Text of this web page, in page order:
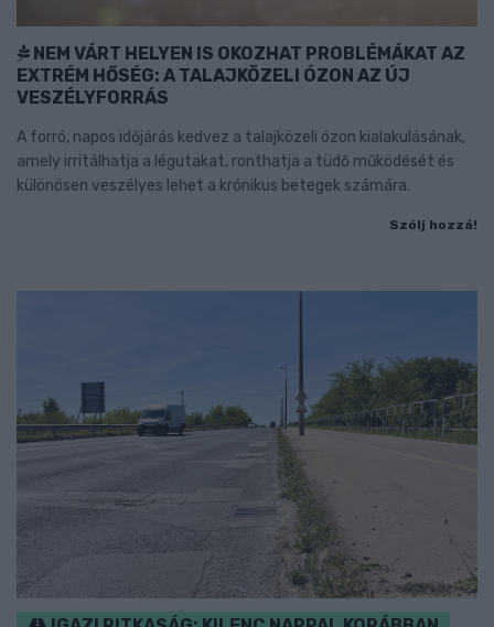
NEM VÁRT HELYEN IS OKOZHAT PROBLÉMÁKAT AZ
EXTRÉM HŐSÉG: A TALAJKÖZELI ÓZON AZ ÚJ
VESZÉLYFORRÁS
A forró, napos időjárás kedvez a talajközeli ózon kialakulásának,
amely irritálhatja a légutakat, ronthatja a tüdő működését és
különösen veszélyes lehet a krónikus betegek számára.
Szólj hozzá!